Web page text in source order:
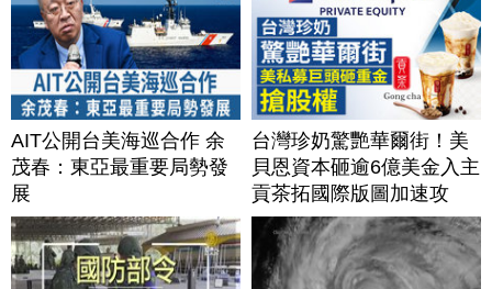
AIT公開台美海巡合作 余
茂春：東亞最重要局勢發
展
台灣珍奶驚艷華爾街！美
貝恩資本砸逾6億美金入主
貢茶拓國際版圖加速攻
美？｜#財經新聞｜
20260806(四)